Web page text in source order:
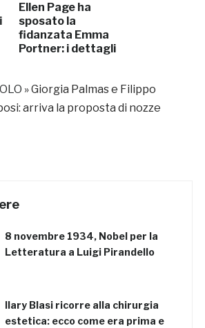
Ellen Page ha
sposato la
fidanzata Emma
Portner: i dettagli
»Giorgia Palmas e Filippo
arriva la proposta di nozze
8 novembre 1934, Nobel per la
Letteratura a Luigi Pirandello
Ilary Blasi ricorre alla chirurgia
estetica: ecco come era prima e